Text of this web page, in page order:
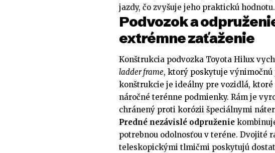
jazdy, čo zvyšuje jeho praktickú hodnotu.
Podvozok a
extrémne zaťaženie
Konštrukcia podvozka Toyota Hilux
ladder frame, ktorý poskytuje
konštrukcie je ideálny pre vozidlá,
náročné terénne podmienky. Rám je
chránený proti korózii špeciálnymi
Predné nezávislé odpruženie
potrebnou odolnosťou v teréne. Dvojité
teleskopickými tlmičmi poskytujú